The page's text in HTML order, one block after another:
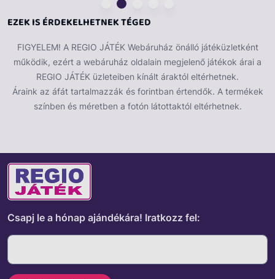
EZEK IS ÉRDEKELHETNEK TÉGED
FIGYELEM! A REGIO JÁTÉK Webáruház önálló játéküzletként
működik, ezért a webáruház oldalain megjelenő játékok árai a
REGIO JÁTÉK üzleteiben kínált áraktól eltérhetnek.
Áraink az áfát tartalmazzák és forintban értendők. A termékek
színben és méretben a fotón látottaktól eltérhetnek.
Csapj le a hónap ajándékára! Iratkozz fel: